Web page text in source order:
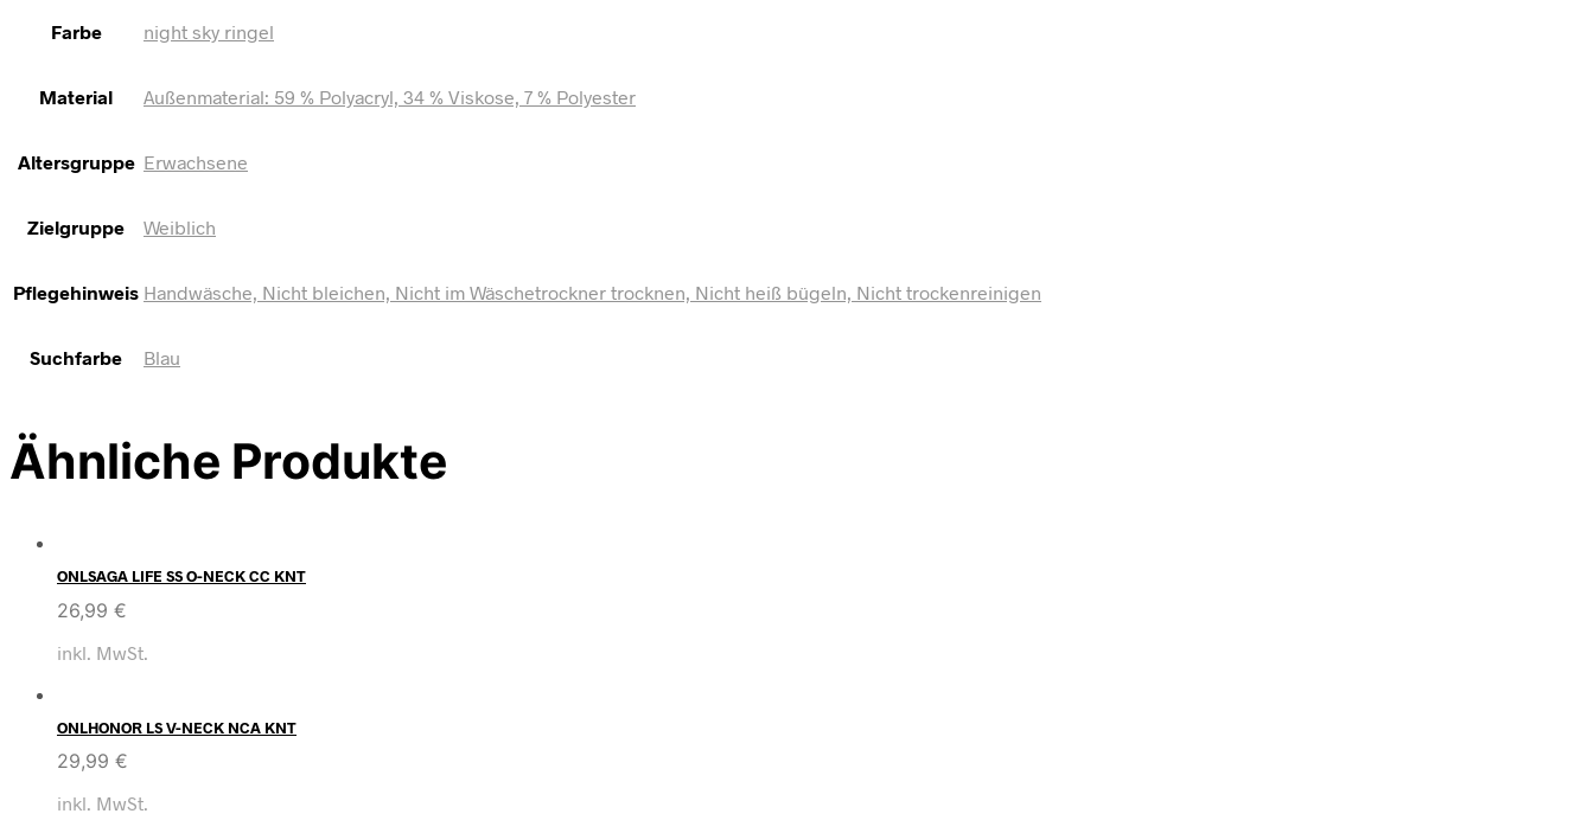
Farbe night sky ringel
Material Außenmaterial: 59 % Polyacryl, 34 % Viskose, 7 % Polyester
Altersgruppe Erwachsene
Zielgruppe Weiblich
Pflegehinweis Handwäsche, Nicht bleichen, Nicht im Wäschetrockner trocknen, Nicht heiß bügeln, Nicht trockenreinigen
Suchfarbe Blau
Ähnliche Produkte
ONLSAGA LIFE SS O-NECK CC KNT
26,99 €
inkl. MwSt.
ONLHONOR LS V-NECK NCA KNT
29,99 €
inkl. MwSt.